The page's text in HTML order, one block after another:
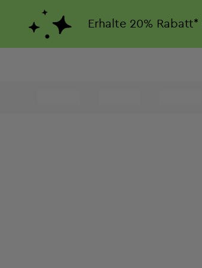
Erhalte 20% Rabatt*